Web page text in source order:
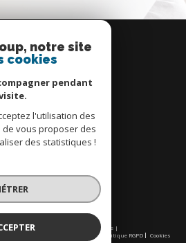
espace propriétaire
réservés | Traduction powered by Google |
Politique RGPD Cookies
notre site
cookies
pendant
l'utilisation des
vous proposer des
des statistiques !